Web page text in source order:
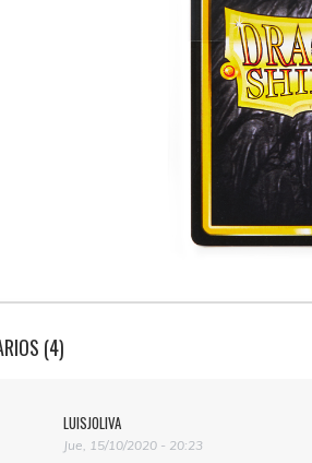
(4)
LUISJOLIVA
Jue, 15/10/2020 - 20:23